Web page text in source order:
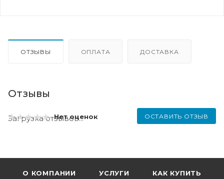
ОТЗЫВЫ ОПЛАТА ДОСТАВКА
Отзывы
Нет оценок ОСТАВИТЬ ОТЗЫВ
Загрузка отзывов...
О КОМПАНИИ УСЛУГИ КАК КУПИТЬ